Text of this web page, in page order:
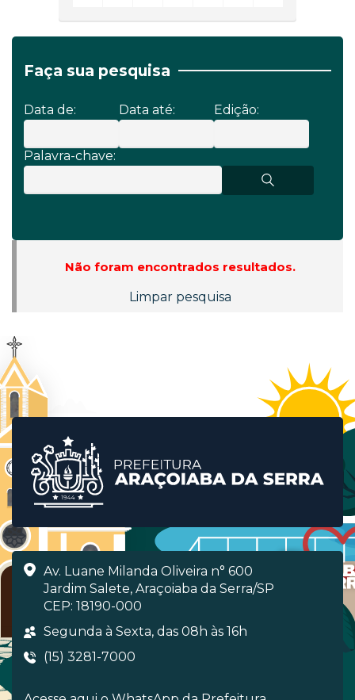
Faça sua pesquisa
Data de: Data até: Edição:
Palavra-chave:
Não foram encontrados resultados.
Limpar pesquisa
Av. Luane Milanda Oliveira n° 600
Jardim Salete, Araçoiaba da Serra/SP
CEP: 18190-000
Segunda à Sexta, das 08h às 16h
(15) 3281-7000